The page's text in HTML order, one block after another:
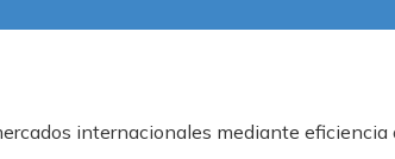
internacionales mediante